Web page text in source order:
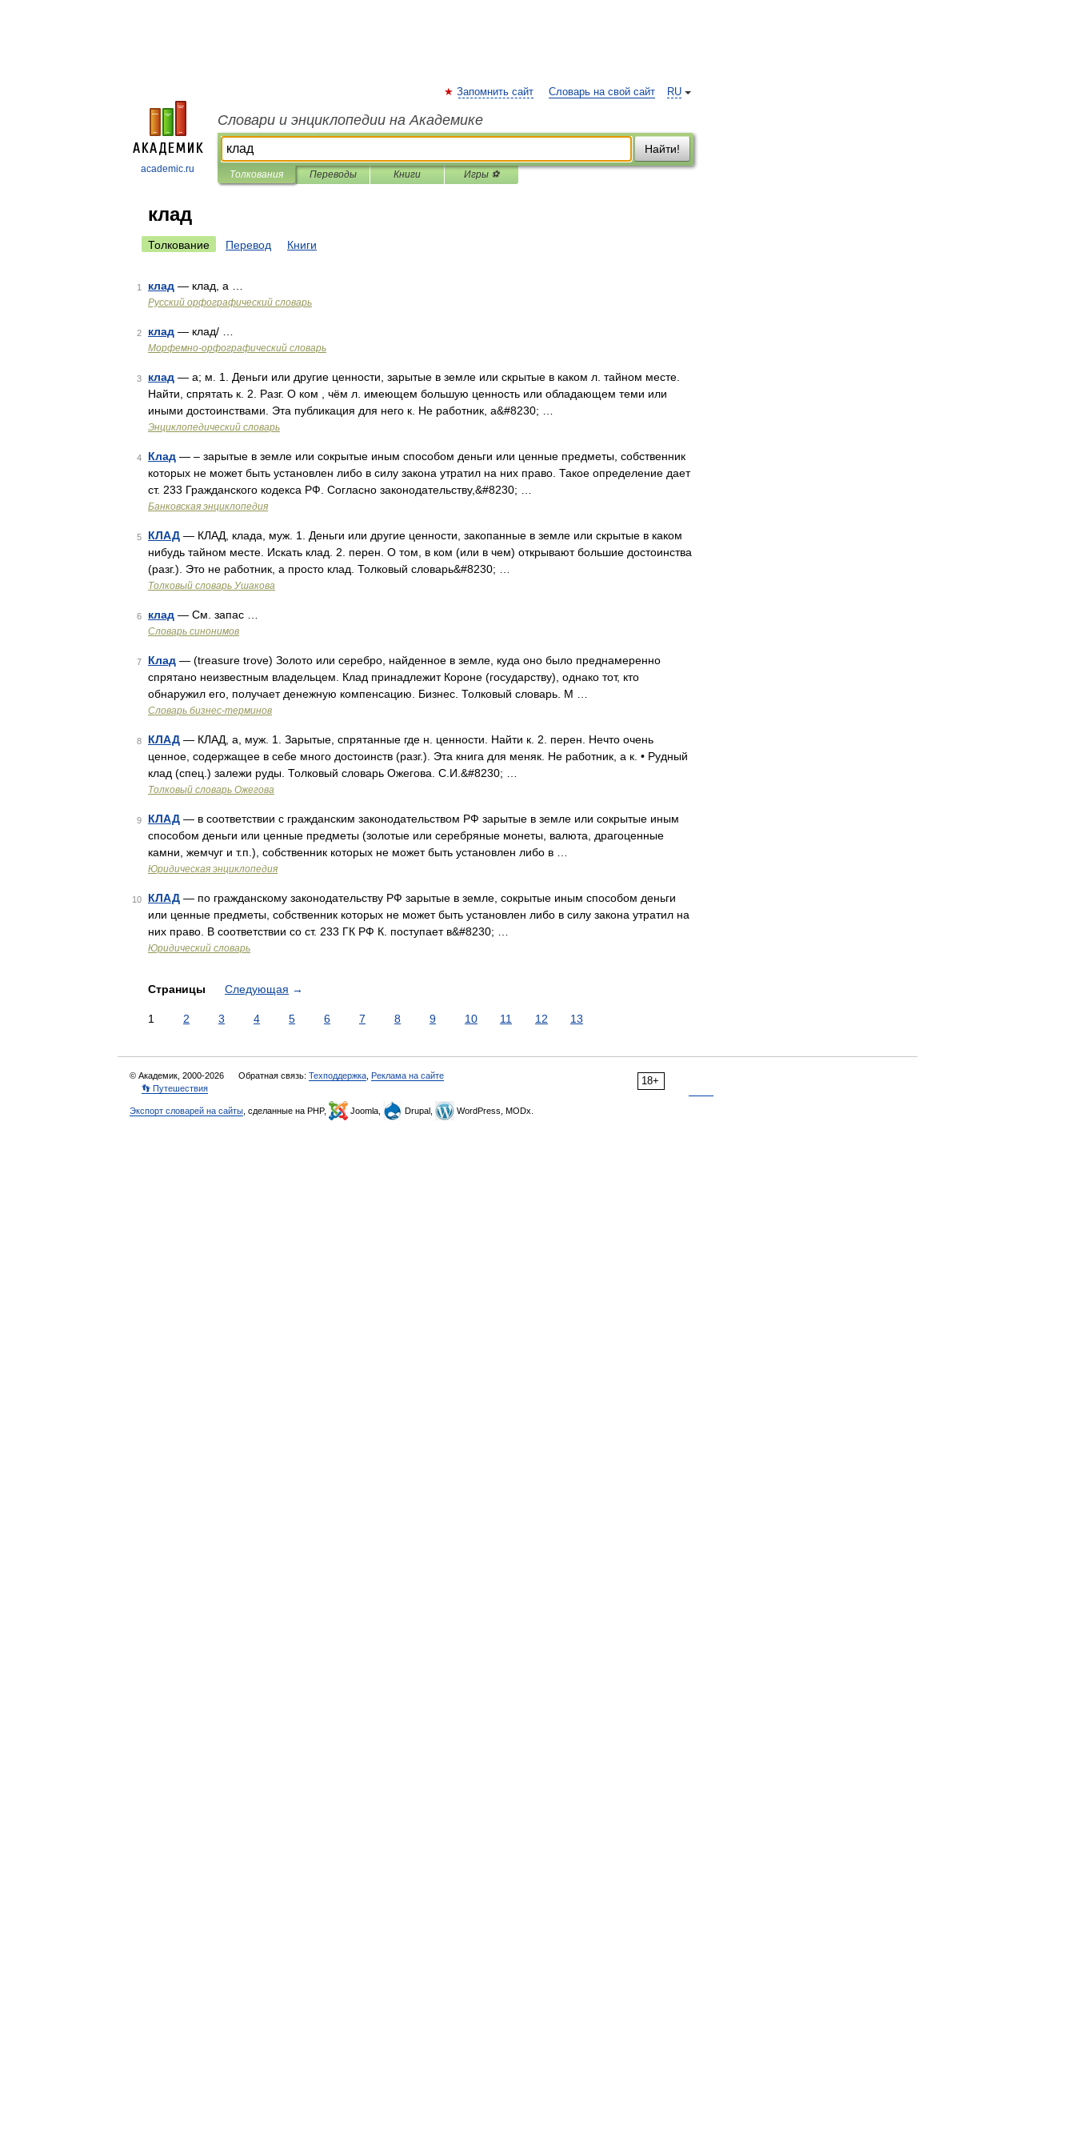
academic.ru
RU
Запомнить сайт Словарь на свой сайт
Словари и энциклопедии на Академике
Найти!
Толкования Переводы Книги Игры ⚽
клад
Толкование Перевод Книги
1 клад — клад, а …
Русский орфографический словарь
2 клад — клад/ …
Морфемно-орфографический словарь
3 клад — а; м. 1. Деньги или другие ценности, зарытые в земле или скрытые в каком л. тайном месте.
Найти, спрятать к. 2. Разг. О ком , чём л. имеющем большую ценность или обладающем теми или
иными достоинствами. Эта публикация для него к. Не работник, а&#8230; …
Энциклопедический словарь
4 Клад — – зарытые в земле или сокрытые иным способом деньги или ценные предметы, собственник
которых не может быть установлен либо в силу закона утратил на них право. Такое определение дает
ст. 233 Гражданского кодекса РФ. Согласно законодательству,&#8230; …
Банковская энциклопедия
5 КЛАД — КЛАД, клада, муж. 1. Деньги или другие ценности, закопанные в земле или скрытые в каком
нибудь тайном месте. Искать клад. 2. перен. О том, в ком (или в чем) открывают большие достоинства
(разг.). Это не работник, а просто клад. Толковый словарь&#8230; …
Толковый словарь Ушакова
6 клад — См. запас …
Словарь синонимов
7 Клад — (treasure trove) Золото или серебро, найденное в земле, куда оно было преднамеренно
спрятано неизвестным владельцем. Клад принадлежит Короне (государству), однако тот, кто
обнаружил его, получает денежную компенсацию. Бизнес. Толковый словарь. М …
Словарь бизнес-терминов
8 КЛАД — КЛАД, а, муж. 1. Зарытые, спрятанные где н. ценности. Найти к. 2. перен. Нечто очень
ценное, содержащее в себе много достоинств (разг.). Эта книга для меняк. Не работник, а к. • Рудный
клад (спец.) залежи руды. Толковый словарь Ожегова. С.И.&#8230; …
Толковый словарь Ожегова
9 КЛАД — в соответствии с гражданским законодательством РФ зарытые в земле или сокрытые иным
способом деньги или ценные предметы (золотые или серебряные монеты, валюта, драгоценные
камни, жемчуг и т.п.), собственник которых не может быть установлен либо в …
Юридическая энциклопедия
10 КЛАД — по гражданскому законодательству РФ зарытые в земле, сокрытые иным способом деньги
или ценные предметы, собственник которых не может быть установлен либо в силу закона утратил на
них право. В соответствии со ст. 233 ГК РФ К. поступает в&#8230; …
Юридический словарь
Страницы Следующая →
1 2 3 4 5 6 7 8 9 10 11 12 13
18+
© Академик, 2000-2026 Обратная связь: Техподдержка Реклама на сайте
👣 Путешествия
Экспорт словарей на сайты , сделанные на PHP, Joomla, Drupal, WordPress, MODx.